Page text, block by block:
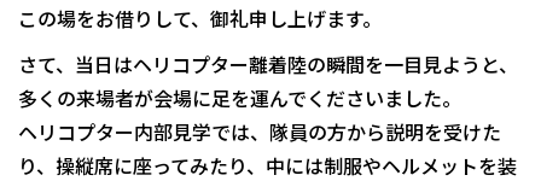
この場をお借りして、御礼申し上げます。
さて、当日はヘリコプター離着陸の瞬間を一目見ようと、
多くの来場者が会場に足を運んでくださいました。
ヘリコプター内部見学では、隊員の方から説明を受けた
り、操縦席に座ってみたり、中には制服やヘルメットを装